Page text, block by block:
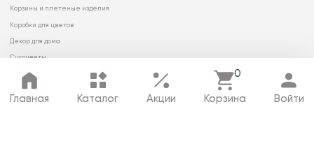
Главная Каталог Акции
0
Корзина Войти
Корзины и плетеные изделия
Коробки для цветов
Декор для дома
Сухоцветы
© 2026 ООО «МИРРЭЙ»